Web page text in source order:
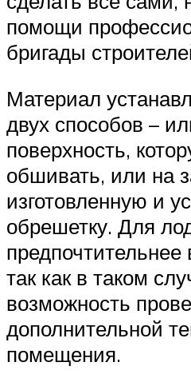
помощи
бригады
Материал
двух способов –
поверхность,
обшивать, или на
изготовленную и
обрешетку. Для
предпочтительнее
так как в таком
возможность
дополнительной
помещения.